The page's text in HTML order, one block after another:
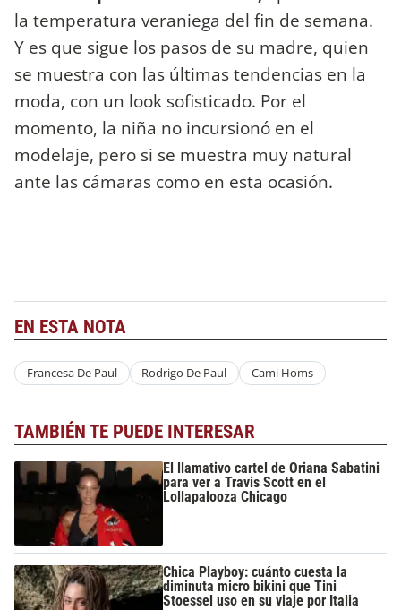
la temperatura veraniega del fin de semana.
Y es que sigue los pasos de su madre, quien
se muestra con las últimas tendencias en la
moda, con un look sofisticado. Por el
momento, la niña no incursionó en el
modelaje, pero si se muestra muy natural
ante las cámaras como en esta ocasión.
EN ESTA NOTA
Francesa De Paul Rodrigo De Paul Cami Homs
TAMBIÉN TE PUEDE INTERESAR
El llamativo cartel de Oriana Sabatini
para ver a Travis Scott en el
Lollapalooza Chicago
Chica Playboy: cuánto cuesta la
diminuta micro bikini que Tini
Stoessel uso en su viaje por Italia